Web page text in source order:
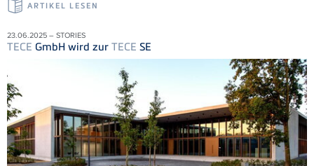
ARTIKEL LESEN
23.06.2025 – STORIES
TECE GmbH wird zur TECE SE